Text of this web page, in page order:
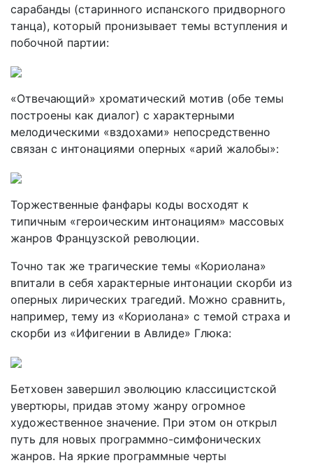
сарабанды (старинного испанского придворного
танца), который пронизывает темы вступления и
по­бочной партии:
«Отвечающий» хроматический мотив (обе темы
построены как диалог) с характерными
мелодическими «вздохами» непосредственно
связан с интонациями оперных «арий жалобы»:
Торжественные фанфары коды восходят к
типичным «героиче­ским интонациям» массовых
жанров Французской революции.
Точно так же трагические темы «Кориолана»
впитали в себя характерные интонации скорби из
оперных лирических трагедий. Можно сравнить,
например, тему из «Кориолана» с темой страха и
скорби из «Ифигении в Авлиде» Глюка:
Бетховен завершил эволюцию классицистской
увертюры, при­дав этому жанру огромное
художественное значение. При этом он открыл
путь для новых программно-симфонических
жанров. На яркие программные черты